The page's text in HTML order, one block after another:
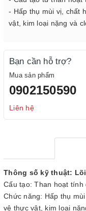
- Hấp thụ mùi vị, chất
vật, kim loại nặng và
Bạn cần hỗ trợ?
Mua sản phẩm
0902150590
Liên hệ
Thông số kỹ thuật:
Cấu tạo: Than hoạt tính
Chức năng: Hấp thụ
vệ thực vật, kim loại